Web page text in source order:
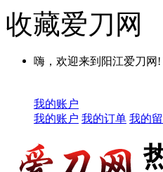
收藏爱刀网
嗨，欢迎来到阳江爱刀网!
我的账户
我的账户 我的订单 我的